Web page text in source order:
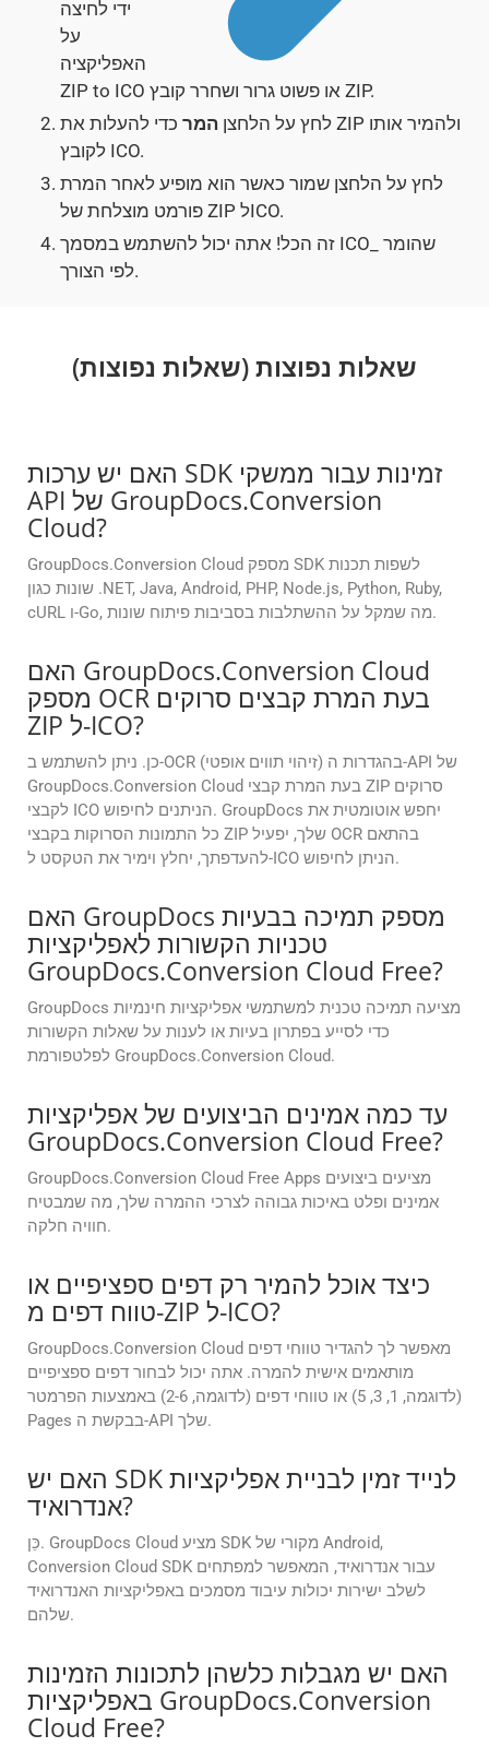
ידי לחיצה
על
האפליקציה
ZIP to ICO או פשוט גרור ושחרר קובץ ZIP.
לחץ על הלחצן המר כדי להעלות את ZIP ולהמיר אותו
לקובץ ICO.
לחץ על הלחצן שמור כאשר הוא מופיע לאחר המרת
פורמט מוצלחת של ZIP לICO.
זה הכל! אתה יכול להשתמש במסמך ICO_ שהומר
לפי הצורך.
שאלות נפוצות (שאלות נפוצות)
האם יש ערכות SDK זמינות עבור ממשקי
API של GroupDocs.Conversion
Cloud?
GroupDocs.Conversion Cloud מספק SDK לשפות תכנות
שונות כגון .NET, Java, Android, PHP, Node.js, Python, Ruby,
cURL ו-Go, מה שמקל על ההשתלבות בסביבות פיתוח שונות.
האם GroupDocs.Conversion Cloud
מספק OCR בעת המרת קבצים סרוקים
ZIP ל-ICO?
כן. ניתן להשתמש ב-OCR (זיהוי תווים אופטי) בהגדרות ה-API של
GroupDocs.Conversion Cloud בעת המרת קבצי ZIP סרוקים
לקבצי ICO הניתנים לחיפוש. GroupDocs יחפש אוטומטית את
כל התמונות הסרוקות בקבצי ZIP שלך, יפעיל OCR בהתאם
להעדפתך, יחלץ וימיר את הטקסט ל-ICO הניתן לחיפוש.
האם GroupDocs מספק תמיכה בבעיות
טכניות הקשורות לאפליקציות
GroupDocs.Conversion Cloud Free?
GroupDocs מציעה תמיכה טכנית למשתמשי אפליקציות חינמיות
כדי לסייע בפתרון בעיות או לענות על שאלות הקשורות
לפלטפורמת GroupDocs.Conversion Cloud.
עד כמה אמינים הביצועים של אפליקציות
GroupDocs.Conversion Cloud Free?
GroupDocs.Conversion Cloud Free Apps מציעים ביצועים
אמינים ופלט באיכות גבוהה לצרכי ההמרה שלך, מה שמבטיח
חוויה חלקה.
כיצד אוכל להמיר רק דפים ספציפיים או
טווח דפים מ-ZIP ל-ICO?
GroupDocs.Conversion Cloud מאפשר לך להגדיר טווחי דפים
מותאמים אישית להמרה. אתה יכול לבחור דפים ספציפיים
(לדוגמה, 1, 3, 5) או טווחי דפים (לדוגמה, 2-6) באמצעות הפרמטר
Pages בבקשת ה-API שלך.
האם יש SDK לנייד זמין לבניית אפליקציות
אנדרואיד?
כֵּן. GroupDocs Cloud מציע SDK מקורי של Android,
Conversion Cloud SDK עבור אנדרואיד, המאפשר למפתחים
לשלב ישירות יכולות עיבוד מסמכים באפליקציות האנדרואיד
שלהם.
האם יש מגבלות כלשהן לתכונות הזמינות
באפליקציות GroupDocs.Conversion
Cloud Free?